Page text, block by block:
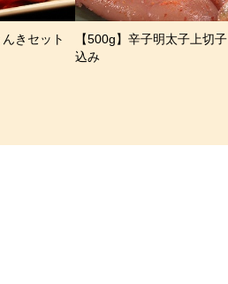
きセット
【500g】辛子明太子上切子
込み